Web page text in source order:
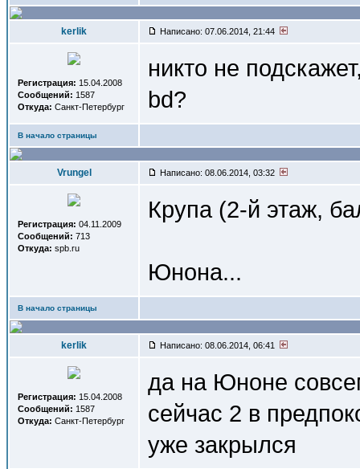
kerlik Написано: 07.06.2014, 21:44
Регистрация: 15.04.2008
Сообщений: 1587
Откуда: Санкт-Петербург
никто не
bd?
В начало страницы
Vrungel Написано: 08.06.2014, 03:32
Регистрация: 04.11.2009
Сообщений: 713
Откуда: spb.ru
Крупа (2-й этаж,
Юнона...
В начало страницы
kerlik Написано: 08.06.2014, 06:41
Регистрация: 15.04.2008
Сообщений: 1587
Откуда: Санкт-Петербург
да на Юноне
сейчас 2 в
уже закрылся